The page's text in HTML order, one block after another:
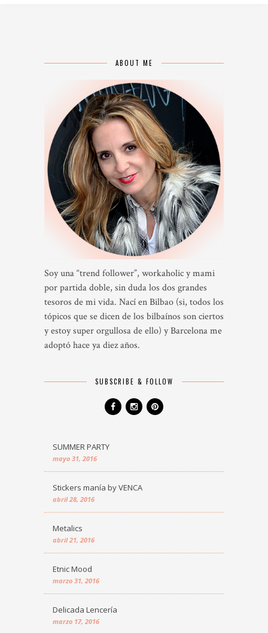
ABOUT ME
Soy una “trend follower”, workaholic y mami
por partida doble, sin duda los dos grandes
tesoros de mi vida. Nací en Bilbao (si, todos los
tópicos que se dicen de los bilbaínos son ciertos
y estoy super orgullosa de ello) y Barcelona me
adoptó hace ya diez años.
SUBSCRIBE & FOLLOW
SUMMER PARTY
mayo 31, 2016
Stickers manía by VENCA
abril 28, 2016
Metalics
abril 21, 2016
Etnic Mood
marzo 31, 2016
Delicada Lencería
marzo 17, 2016